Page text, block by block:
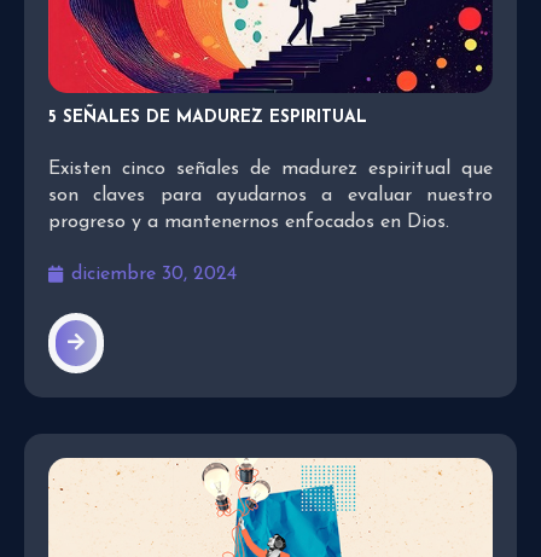
5 SEÑALES DE MADUREZ ESPIRITUAL
Existen cinco señales de madurez espiritual que
son claves para ayudarnos a evaluar nuestro
progreso y a mantenernos enfocados en Dios.
diciembre 30, 2024